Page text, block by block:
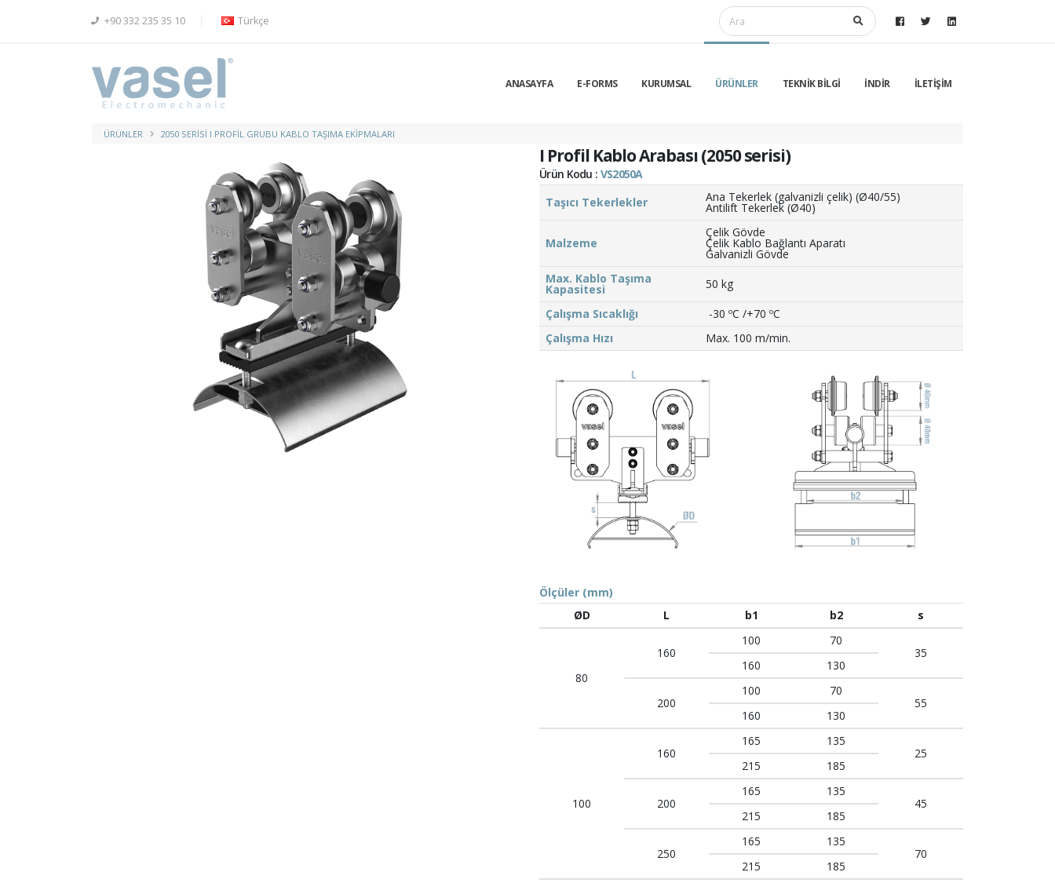
+90 332 235 35 10 Türkçe
ANASAYFA E-FORMS KURUMSAL ÜRÜNLER TEKNİK BİLGİ İNDİR İLETİŞİM
ÜRÜNLER 2050 SERISI I PROFIL GRUBU KABLO TAŞIMA EKIPMALARI
I Profil Kablo Arabası (2050 serisi)
Ürün Kodu : VS2050A
Taşıcı Tekerlekler
Ana Tekerlek (galvanizli çelik) (Ø40/55)
Antilift Tekerlek (Ø40)
Malzeme
Çelik Gövde
Çelik Kablo Bağlantı Aparatı
Galvanizli Gövde
Max. Kablo Taşıma
Kapasitesi
50 kg
Çalışma Sıcaklığı
-30 ºC /+70 ºC
Çalışma Hızı
Max. 100 m/min.
Ölçüler (mm)
ØD
L b1 b2 s
80
160
100
70
35
160
130
200
100
70
55
160
130
100
160
165
135
25
215
185
200
165
135
45
215
185
250
165
135
70
215
185